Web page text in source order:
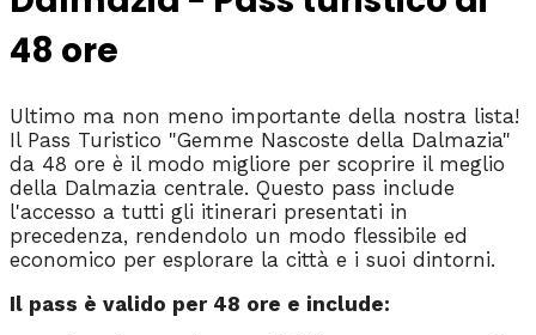
48 ore
Ultimo ma non meno importante della nostra lista!
Il Pass Turistico "Gemme Nascoste della Dalmazia"
da 48 ore è il modo migliore per scoprire il meglio
della Dalmazia centrale. Questo pass include
l'accesso a tutti gli itinerari presentati in
precedenza, rendendolo un modo flessibile ed
economico per esplorare la città e i suoi dintorni.
Il pass è valido per 48 ore e include: